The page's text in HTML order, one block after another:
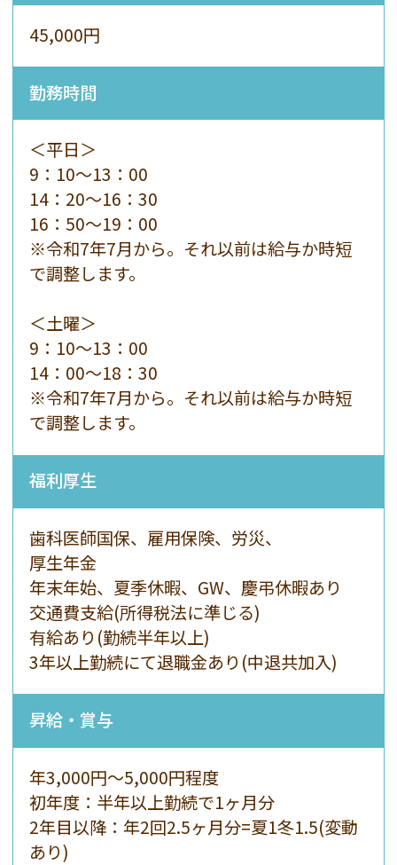
45,000円
勤務時間
＜平日＞
9：10～13：00
14：20～16：30
16：50～19：00
※令和7年7月から。それ以前は給与か時短
で調整します。
＜土曜＞
9：10～13：00
14：00〜18：30
※令和7年7月から。それ以前は給与か時短
で調整します。
福利厚生
歯科医師国保、雇用保険、労災、
厚生年金
年末年始、夏季休暇、GW、慶弔休暇あり
交通費支給(所得税法に準じる)
有給あり(勤続半年以上)
3年以上勤続にて退職金あり(中退共加入)
昇給・賞与
年3,000円〜5,000円程度
初年度：半年以上勤続で1ヶ月分
2年目以降：年2回2.5ヶ月分=夏1冬1.5(変動
あり)